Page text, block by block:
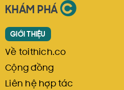
KHÁM PHÁ
GIỚI THIỆU
Về toithich.co
Cộng đồng
Liên hệ hợp tác